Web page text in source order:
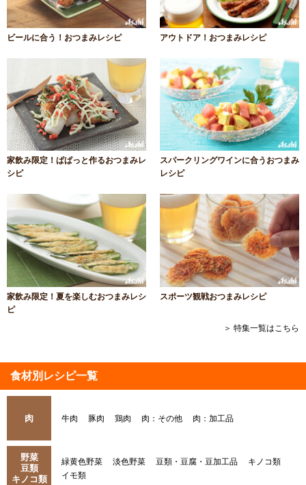
ビールに合う！おつまみレシピ アウトドア！おつまみレシピ
家飲み限定！ぱぱっと作るおつまみレ
シピ
スパークリングワインに合うおつまみ
レシピ
家飲み限定！夏を楽しむおつまみレシ
ピ
スポーツ観戦おつまみレシピ
＞ 特集一覧はこちら
食材別レシピ一覧
肉 牛肉 豚肉 鶏肉 肉：その他 肉：加工品
野菜
豆類
キノコ類
緑黄色野菜 淡色野菜 豆類・豆腐・豆加工品
キノコ類
イモ類